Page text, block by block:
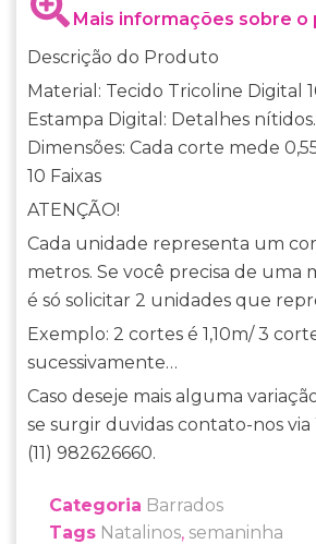
Mais informações sobre o
Descrição do Produto
Material: Tecido Tricoline Digital
Estampa Digital: Detalhes nítidos.
Dimensões: Cada corte mede
10 Faixas
ATENÇÃO!
Cada unidade representa um
metros. Se você precisa de uma
é só solicitar 2 unidades que
Exemplo: 2 cortes é 1,10m/ 3
sucessivamente…
Caso deseje mais alguma
se surgir duvidas contato-nos via
(11) 982626660.
Categoria Barrados
Tags Natalinos, semaninha